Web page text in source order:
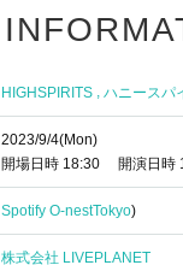
HIGHSPIRITS , ハニースパ
2023/9/4(Mon)
開場日時 18:30 開演日時
Spotify O-nestTokyo)
株式会社 LIVEPLANET